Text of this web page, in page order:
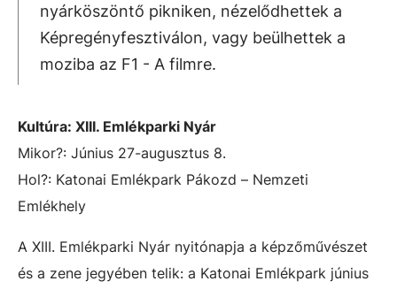
nyárköszöntő pikniken, nézelődhettek a
Képregényfesztiválon, vagy beülhettek a
moziba az F1 - A filmre.
Kultúra: XIII. Emlékparki Nyár
Mikor?: Június 27-augusztus 8.
Hol?: Katonai Emlékpark Pákozd – Nemzeti
Emlékhely
A XIII. Emlékparki Nyár nyitónapja a képzőművészet
és a zene jegyében telik: a Katonai Emlékpark június